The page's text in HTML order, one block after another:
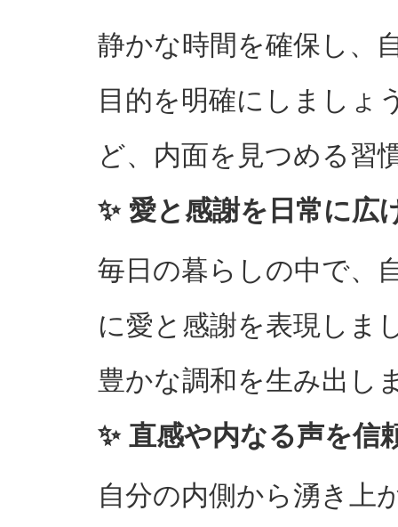
静かな時間を確保し、
目的を明確にしましょ
ど、内面を見つめる習
✨ 愛と感謝を日常に広
毎日の暮らしの中で、
に愛と感謝を表現しま
豊かな調和を生み出し
✨ 直感や内なる声を信
自分の内側から湧き上